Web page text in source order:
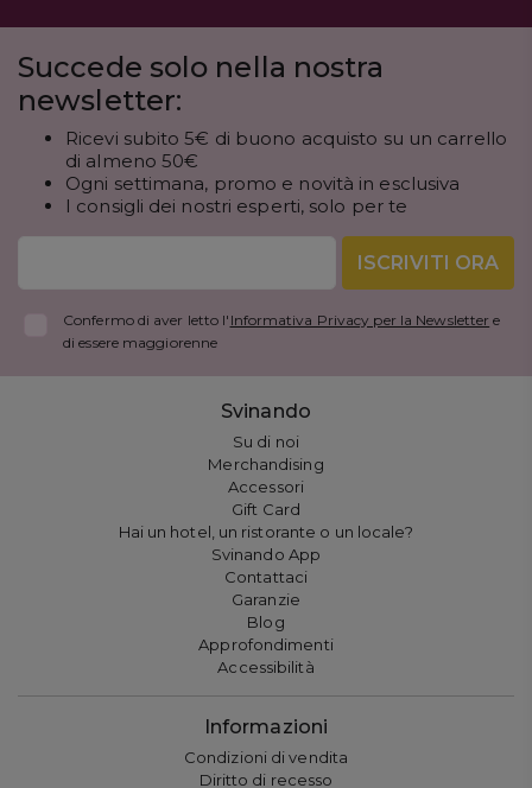
Succede solo nella nostra
newsletter:
Ricevi subito 5€ di buono acquisto su un carrello
di almeno 50€
Ogni settimana, promo e novità in esclusiva
I consigli dei nostri esperti, solo per te
ISCRIVITI ORA
Confermo di aver letto l' Informativa Privacy per la Newsletter e
di essere maggiorenne
Svinando
Su di noi
Merchandising
Accessori
Gift Card
Hai un hotel, un ristorante o un locale?
Svinando App
Contattaci
Garanzie
Blog
Approfondimenti
Accessibilità
Informazioni
Condizioni di vendita
Diritto di recesso